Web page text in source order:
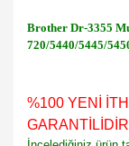
Brother Dr-3355
720/5440/5445/
%100 YENİ
GARANTİLİDİR